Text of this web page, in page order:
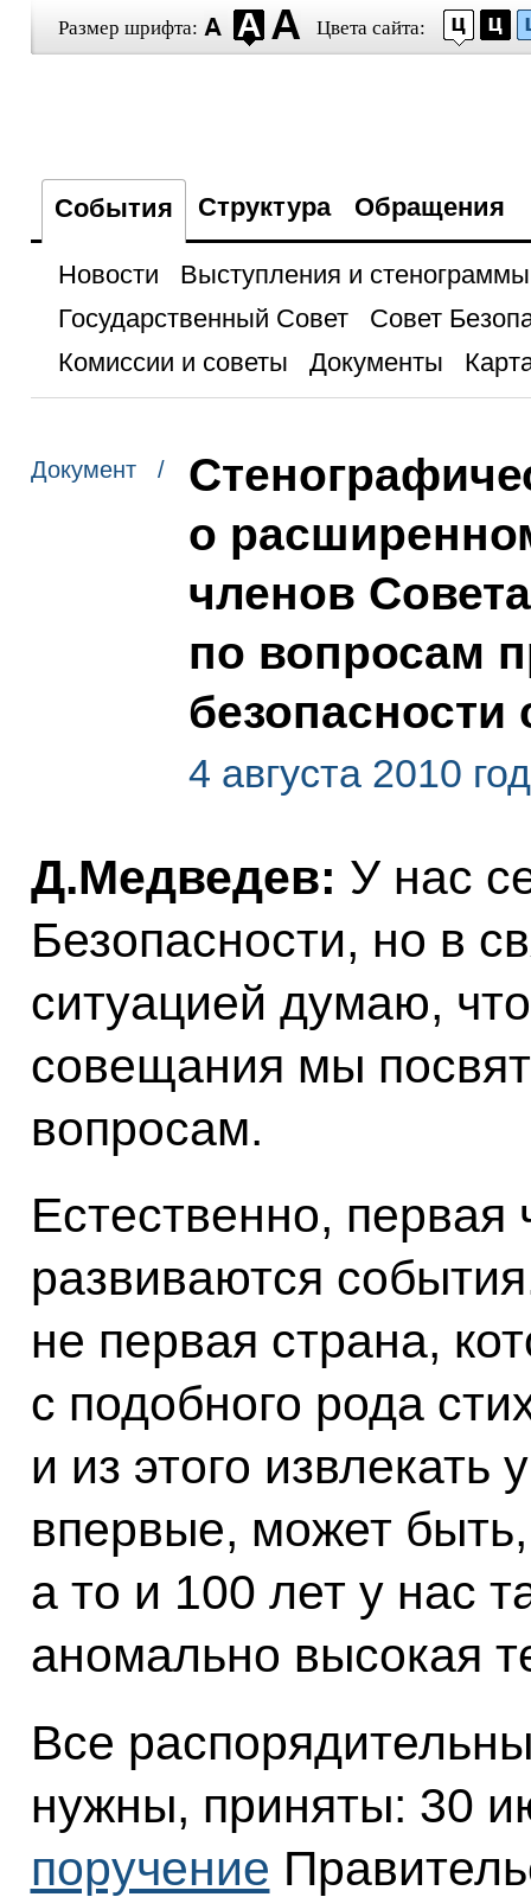
Размер шрифта: Цвета сайта:
События Структура Обращения
Новости
Выступления и стенограммы
Государственный Совет
Совет
Комиссии и советы
Документы
Документ /
о
членов
по вопросам
4 августа 2010
Д.Медведев: У нас
Безопасности, но в
ситуацией думаю,
совещания мы
вопросам.
Естественно, первая
развиваются
не первая страна,
с подобного рода
и из этого извлекать
впервые, может
а то и 100 лет у нас
аномально высокая
Все
нужны, приняты: 30
поручение